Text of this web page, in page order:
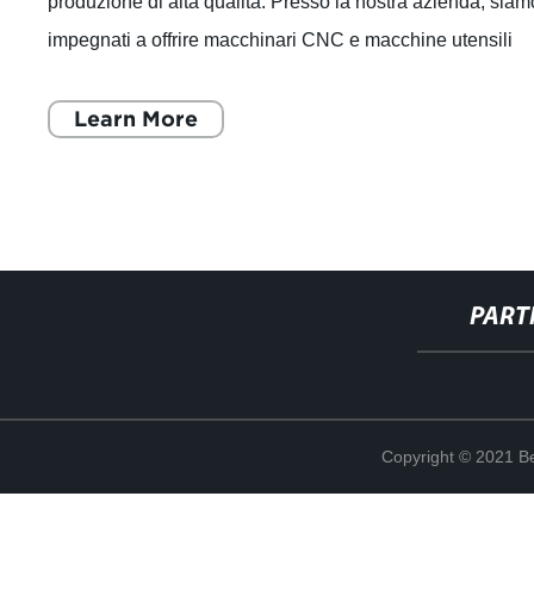
impegnati a offrire macchinari CNC e macchine utensili
Learn More
Copyright © 2021